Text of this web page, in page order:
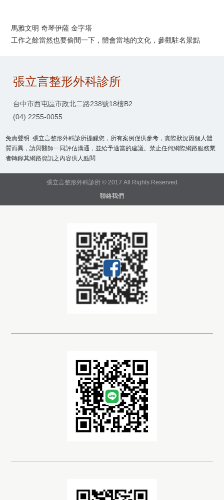
馬雅文明 奇琴伊薩 金字塔
工作之餘當然也要偷閒一下，體會當地的文化，參觀駐名景點
張立言整形外科診所
台中市西屯區市政北二路238號18樓B2
(04) 2255-0055
免責聲明: 張立言整形外科診所提醒您，所有案例僅供參考，實際狀況因個人體
質而異，請與醫師一同評估溝通，並給予適當的建議。禁止任何網際網路服務業
者轉錄其網路資訊之內容供人點閱
張立言整形外科診所 © 2017 All Rights Reserved
聯絡我們